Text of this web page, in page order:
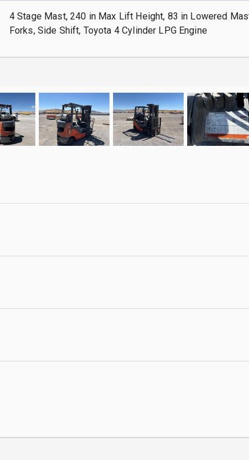
4 Stage Mast, 240 in Max Lift Height, 83 in Lowered
Forks, Side Shift, Toyota 4 Cylinder LPG Engine